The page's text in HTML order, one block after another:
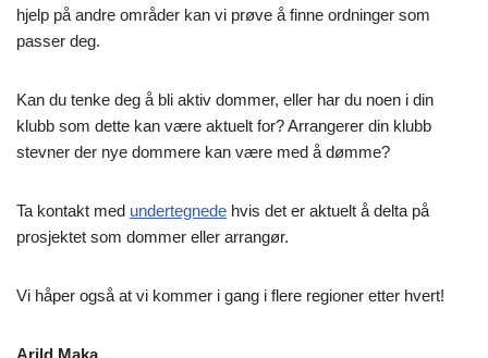
hjelp på andre områder kan vi prøve å finne ordninger som
passer deg.
Kan du tenke deg å bli aktiv dommer, eller har du noen i din
klubb som dette kan være aktuelt for? Arrangerer din klubb
stevner der nye dommere kan være med å dømme?
Ta kontakt med undertegnede hvis det er aktuelt å delta på
prosjektet som dommer eller arrangør.
Vi håper også at vi kommer i gang i flere regioner etter hvert!